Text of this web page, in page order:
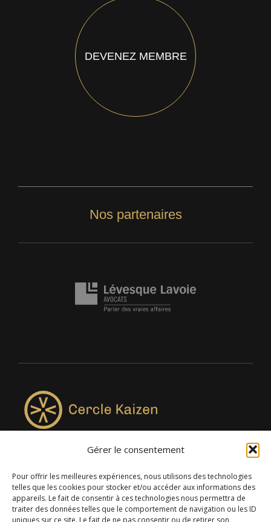
Gérer le consentement
Pour offrir les meilleures expériences, nous utilisons des technologies
telles que les cookies pour stocker et/ou accéder aux informations des
appareils. Le fait de consentir à ces technologies nous permettra de
traiter des données telles que le comportement de navigation ou les ID
uniques sur ce site. Le fait de ne pas consentir ou de retirer son
DEVENEZ MEMBRE
Nos partenaires
4957, rue Lionel-Groulx, bureau 819, Saint-Augustin-de-
Desmaures QC G3A 0M7